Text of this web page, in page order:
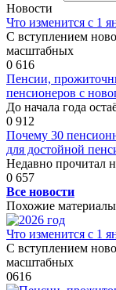
Новости
Что изменится с 1
С вступлением
масштабных
0 616
Пенсии,
пенсионеров с
До начала года
0 912
Почему 30
для достойной
Недавно прочитал
0 657
Все новости
Похожие материалы
Что изменится с 1
С вступлением
масштабных
0616